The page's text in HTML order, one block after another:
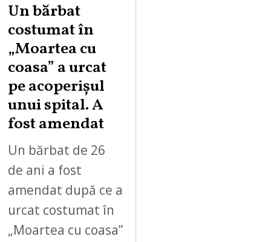
Un bărbat
costumat în
„Moartea cu
coasa” a urcat
pe acoperișul
unui spital. A
fost amendat
Un bărbat de 26
de ani a fost
amendat după ce a
urcat costumat în
„Moartea cu coasa”